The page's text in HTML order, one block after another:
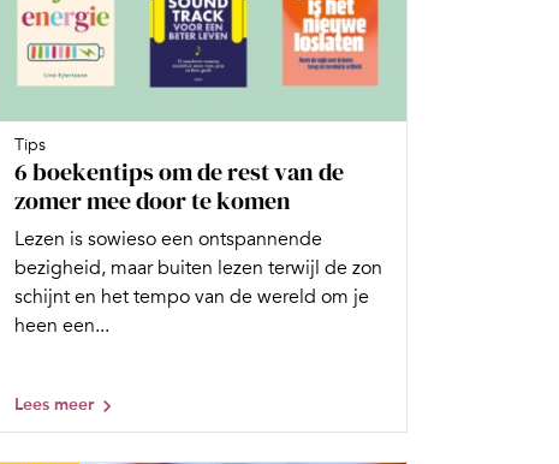
Tips
6 boekentips om de rest van de
zomer mee door te komen
Lezen is sowieso een ontspannende
bezigheid, maar buiten lezen terwijl de zon
schijnt en het tempo van de wereld om je
heen een...
Lees meer